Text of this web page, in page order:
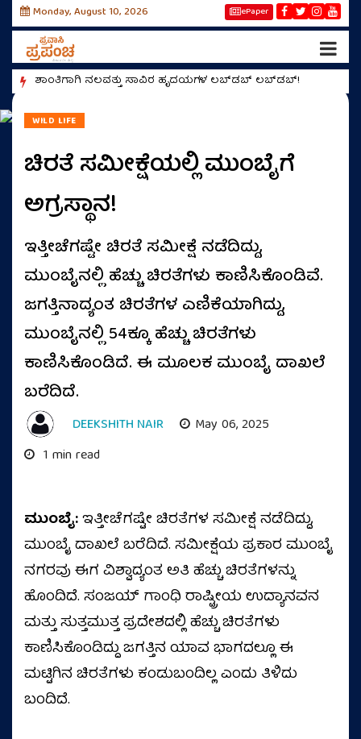
Monday, August 10, 2026 ePaper
ಶಾಂತಿಗಾಗಿ ನಲವತ್ತು ಸಾವಿರ ಹೃದಯಗಳ ಲಬ್‌ಡಬ್‌ ಲಬ್‌ಡಬ್‌!
WILD LIFE
ಚಿರತೆ ಸಮೀಕ್ಷೆಯಲ್ಲಿ ಮುಂಬೈಗೆ
ಅಗ್ರಸ್ಥಾನ!
ಇತ್ತೀಚೆಗಷ್ಟೇ ಚಿರತೆ ಸಮೀಕ್ಷೆ ನಡೆದಿದ್ದು,
ಮುಂಬೈನಲ್ಲಿ ಹೆಚ್ಚು ಚಿರತೆಗಳು ಕಾಣಿಸಿಕೊಂಡಿವೆ.
ಜಗತ್ತಿನಾದ್ಯಂತ ಚಿರತೆಗಳ ಎಣಿಕೆಯಾಗಿದ್ದು,
ಮುಂಬೈನಲ್ಲಿ 54ಕ್ಕೂ ಹೆಚ್ಚು ಚಿರತೆಗಳು
ಕಾಣಿಸಿಕೊಂಡಿದೆ. ಈ ಮೂಲಕ ಮುಂಬೈ ದಾಖಲೆ
ಬರೆದಿದೆ.
DEEKSHITH NAIR
May 06, 2025
1 min read
ಮುಂಬೈ:ಇತ್ತೀಚೆಗಷ್ಟೇ ಚಿರತೆಗಳ ಸಮೀಕ್ಷೆ ನಡೆದಿದ್ದು,
ಮುಂಬೈ ದಾಖಲೆ ಬರೆದಿದೆ. ಸಮೀಕ್ಷೆಯ ಪ್ರಕಾರ ಮುಂಬೈ
ನಗರವು ಈಗ ವಿಶ್ವಾದ್ಯಂತ ಅತಿ ಹೆಚ್ಚು ಚಿರತೆಗಳನ್ನು
ಹೊಂದಿದೆ. ಸಂಜಯ್ ಗಾಂಧಿ ರಾಷ್ಟ್ರೀಯ ಉದ್ಯಾನವನ
ಮತ್ತು ಸುತ್ತಮುತ್ತ ಪ್ರದೇಶದಲ್ಲಿ ಹೆಚ್ಚು ಚಿರತೆಗಳು
ಕಾಣಿಸಿಕೊಂಡಿದ್ದು ಜಗತ್ತಿನ ಯಾವ ಭಾಗದಲ್ಲೂ ಈ
ಮಟ್ಟಿಗಿನ ಚಿರತೆಗಳು ಕಂಡುಬಂದಿಲ್ಲ ಎಂದು ತಿಳಿದು
ಬಂದಿದೆ.